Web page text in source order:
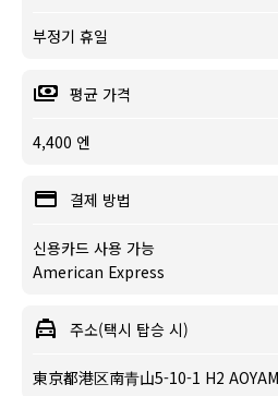
부정기 휴일
평균 가격
4,400 엔
결제 방법
신용카드 사용 가능
American Express
주소(택시 탑승 시)
東京都港区南青山5-10-1 H2